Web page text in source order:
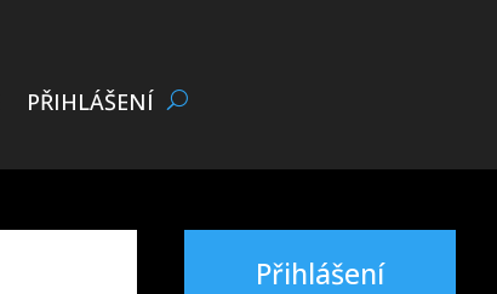
PŘIHLÁŠENÍ
Přihlášení